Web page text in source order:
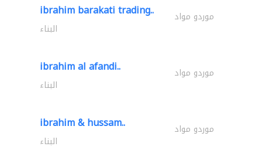
ibrahim barakati trading.. موردو مواد
البناء
ibrahim al afandi.. موردو مواد
البناء
ibrahim & hussam.. موردو مواد
البناء